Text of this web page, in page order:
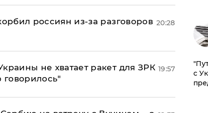
россиян из-за разговоров 20:28
не хватает ракет для ЗРК 19:57
с